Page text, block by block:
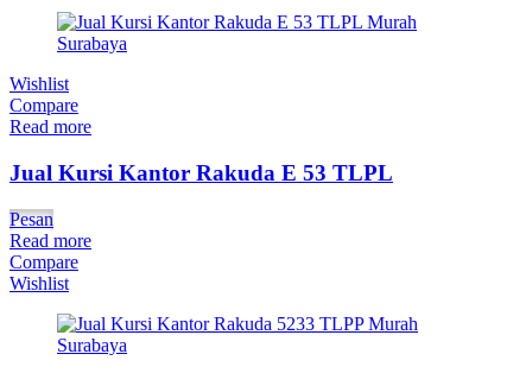
Wishlist
Compare
Read more
Jual Kursi Kantor Rakuda E 53 TLPL
Pesan
Read more
Compare
Wishlist